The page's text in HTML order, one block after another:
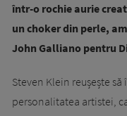
într-o rochie aurie
un choker din perle,
John Galliano pentru
Steven Klein reușește
personalitatea artistei,